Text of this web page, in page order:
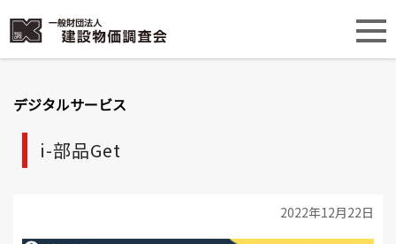
デジタルサービス
i-部品Get
2022年12月22日